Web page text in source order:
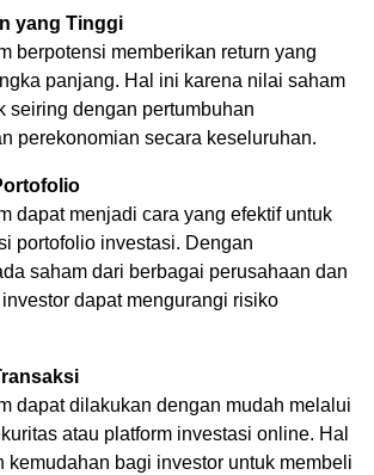
yang Tinggi
berpotensi memberikan return yang
panjang. Hal ini karena nilai saham
seiring dengan pertumbuhan
perekonomian secara keseluruhan.
dapat menjadi cara yang efektif untuk
portofolio investasi. Dengan
saham dari berbagai perusahaan dan
dapat mengurangi risiko
dapat dilakukan dengan mudah melalui
atau platform investasi online. Hal
kemudahan bagi investor untuk membeli